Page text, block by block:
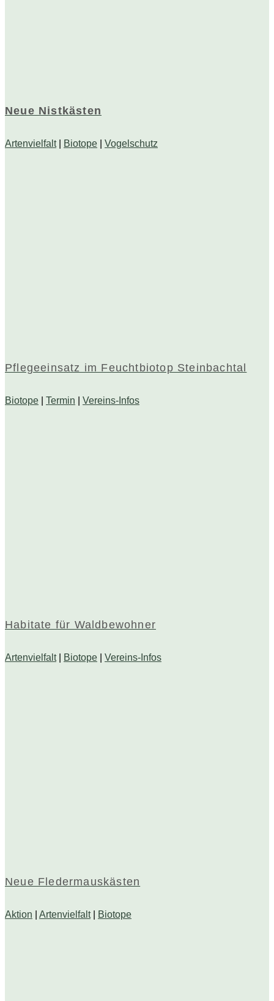
Neue Nistkästen
Artenvielfalt| Biotope Vogelschutz
Pflegeeinsatz im Feuchtbiotop Steinbachtal
Biotope Termin Vereins-Infos
Habitate für Waldbewohner
Artenvielfalt| Biotope Vereins-Infos
Neue Fledermauskästen
Aktion Artenvielfalt| Biotope